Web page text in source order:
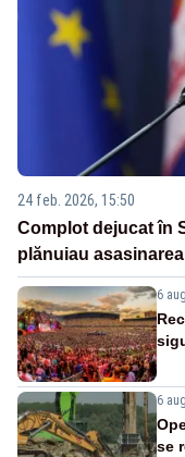
24 feb. 2026, 15:50
Complot dejucat în
plănuiau
6
6
se